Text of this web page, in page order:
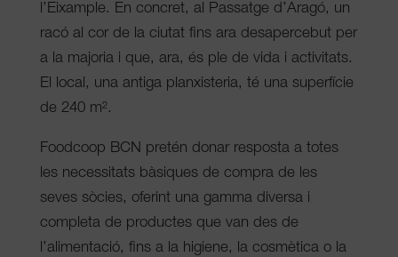
l’Eixample. En concret, al Passatge d’Aragó, un
racó al cor de la ciutat fins ara desapercebut per
a la majoria i que, ara, és ple de vida i activitats.
El local, una antiga planxisteria, té una superfície
de 240 m².
Foodcoop BCN pretén donar resposta a totes
les necessitats bàsiques de compra de les
seves sòcies, oferint una gamma diversa i
completa de productes que van des de
l’alimentació, fins a la higiene, la cosmètica o la